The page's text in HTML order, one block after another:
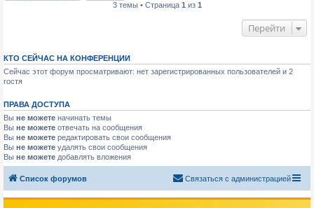
3 темы • Страница 1 из 1
Перейти
КТО СЕЙЧАС НА КОНФЕРЕНЦИИ
Сейчас этот форум просматривают: нет зарегистрированных пользователей и 2
гостя
ПРАВА ДОСТУПА
Вы не можете начинать темы
Вы не можете отвечать на сообщения
Вы не можете редактировать свои сообщения
Вы не можете удалять свои сообщения
Вы не можете добавлять вложения
Список форумов Связаться с администрацией